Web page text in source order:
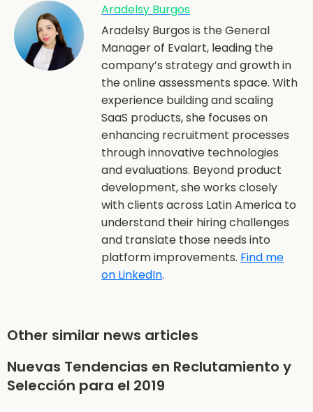
Aradelsy Burgos
Aradelsy Burgos is the General
Manager of Evalart, leading the
company’s strategy and growth in
the online assessments space. With
experience building and scaling
SaaS products, she focuses on
enhancing recruitment processes
through innovative technologies
and evaluations. Beyond product
development, she works closely
with clients across Latin America to
understand their hiring challenges
and translate those needs into
platform improvements. Find me
on LinkedIn.
Other similar news articles
Nuevas Tendencias en Reclutamiento y
Selección para el 2019